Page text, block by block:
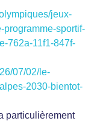
jeux-
sportif-
762a-11f1-847f-
07/02/le-
2030-bientot-
particulièrement